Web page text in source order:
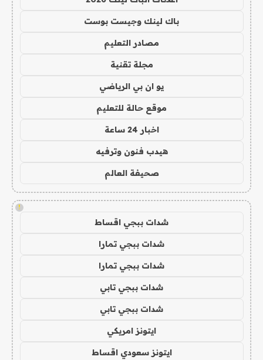
باك لينك وجيست بوست
مصادر التعليم
مجلة تقنية
يو ان بي الرياضي
موقع حالة للتعليم
اخبار 24 ساعة
هيدب فنون وترفيه
صحيفة العالم
!
شدات ببجي اقساط
شدات ببجي تمارا
شدات ببجي تمارا
شدات ببجي تابي
شدات ببجي تابي
ايتونز امريكي
ايتونز سعودي اقساط